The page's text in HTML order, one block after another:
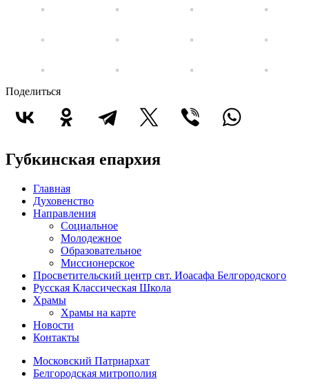
Поделиться
Губкинская епархия
Главная
Духовенство
Направления
Социальное
Молодежное
Образовательное
Миссионерское
Просветительский центр свт. Иоасафа Белгородского
Русская Классическая Школа
Храмы
Храмы на карте
Новости
Контакты
Московский Патриархат
Белгородская митрополия